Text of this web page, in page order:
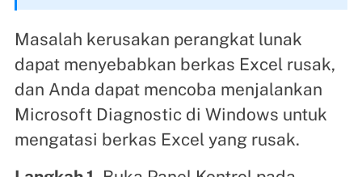
Masalah kerusakan perangkat lunak
dapat menyebabkan berkas Excel rusak,
dan Anda dapat mencoba menjalankan
Microsoft Diagnostic di Windows untuk
mengatasi berkas Excel yang rusak.